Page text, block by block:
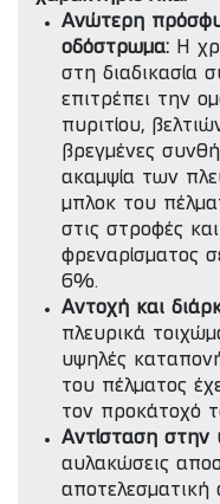
Ανώτερη
οδόστρωμα: Η
στη διαδικασία
επιτρέπει την
πυριτίου,
βρεγμένες
ακαμψία των
μπλοκ του
στις στροφές
φρεναρίσματος
6%.
Αντοχή και
πλευρικά
υψηλές
του πέλματος
τον προκάτοχό
Αντίσταση στην
αυλακώσεις